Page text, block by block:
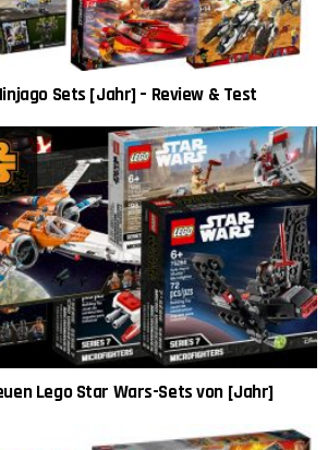
Sets [Jahr] – Review & Test
Lego Star Wars-Sets von [Jahr]